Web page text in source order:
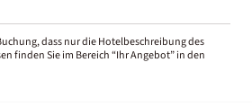
dass nur die Hotelbeschreibung des
finden Sie im Bereich “Ihr Angebot” in den